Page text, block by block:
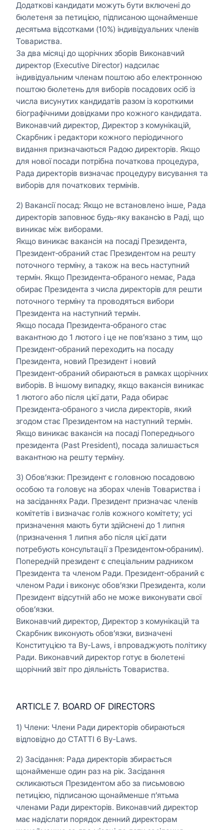
Додаткові кандидати можуть бути включені до
бюлетеня за петицією, підписаною щонайменше
десятьма відсотками (10%) індивідуальних членів
Товариства.
За два місяці до щорічних зборів Виконавчий
директор (Executive Director) надсилає
індивідуальним членам поштою або електронною
поштою бюлетень для виборів посадових осіб із
числа висунутих кандидатів разом із короткими
біографічними довідками про кожного кандидата.
Виконавчий директор, Директор з комунікацій,
Скарбник і редактори кожного періодичного
видання призначаються Радою директорів. Якщо
для нової посади потрібна початкова процедура,
Рада директорів визначає процедуру висування та
виборів для початкових термінів.
2) Вакансії посад: Якщо не встановлено інше, Рада
директорів заповнює будь-яку вакансію в Раді, що
виникає між виборами.
Якщо виникає вакансія на посаді Президента,
Президент‑обраний стає Президентом на решту
поточного терміну, а також на весь наступний
термін. Якщо Президента‑обраного немає, Рада
обирає Президента з числа директорів для решти
поточного терміну та проводяться вибори
Президента на наступний термін.
Якщо посада Президента‑обраного стає
вакантною до 1 лютого і це не пов’язано з тим, що
Президент‑обраний переходить на посаду
Президента, новий Президент і новий
Президент‑обраний обираються в рамках щорічних
виборів. В іншому випадку, якщо вакансія виникає
1 лютого або після цієї дати, Рада обирає
Президента‑обраного з числа директорів, який
згодом стає Президентом на наступний термін.
Якщо виникає вакансія на посаді Попереднього
президента (Past President), посада залишається
вакантною на решту терміну.
3) Обов’язки: Президент є головною посадовою
особою та головує на зборах членів Товариства і
на засіданнях Ради. Президент призначає членів
комітетів і визначає голів кожного комітету; усі
призначення мають бути здійснені до 1 липня
(призначення 1 липня або після цієї дати
потребують консультації з Президентом‑обраним).
Попередній президент є спеціальним радником
Президента та членом Ради. Президент‑обраний є
членом Ради і виконує обов’язки Президента, коли
Президент відсутній або не може виконувати свої
обов’язки.
Виконавчий директор, Директор з комунікацій та
Скарбник виконують обов’язки, визначені
Конституцією та By-Laws, і впроваджують політику
Ради. Виконавчий директор готує в бюлетені
щорічний звіт про діяльність Товариства.
ARTICLE 7. BOARD OF DIRECTORS
1) Члени: Члени Ради директорів обираються
відповідно до СТАТТІ 6 By-Laws.
2) Засідання: Рада директорів збирається
щонайменше один раз на рік. Засідання
скликаються Президентом або за письмовою
петицією, підписаною щонайменше п’ятьма
членами Ради директорів. Виконавчий директор
має надіслати порядок денний директорам